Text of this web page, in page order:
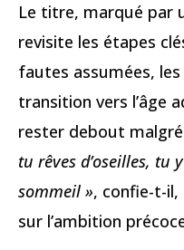
Le titre, marqué par
revisite les étapes
fautes assumées,
transition vers l’âge
rester debout
tu rêves d’oseilles, tu
sommeil », confie-t-il,
sur l’ambition